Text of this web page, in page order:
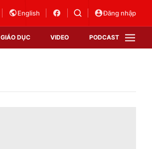
English Đăng nhập
GIÁO DỤC VIDEO PODCAST
VTV Sức khoẻ